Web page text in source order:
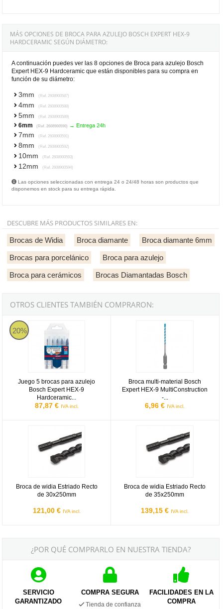
MÁS OPCIONES DE BROCA PARA AZULEJO BOSCH EXPERT HEX-9
HARDCERAMIC SEGÚN DIÁMETRO:
A continuación puedes ver las 8 opciones de Broca para azulejo Bosch
Expert HEX-9 Hardceramic que están disponibles para su compra en
función de su diámetro:
3mm (Ref. 2608900587)
4mm (Ref. 2608900588)
5mm (Ref. 2608900589)
6mm (Ref. 2608900590) → Entrega 24h
7mm (Ref. 2608900591)
8mm (Ref. 2608900592)
10mm (Ref. 2608900593)
12mm (Ref. 2608900594)
Las opciones seleccionadas con entrega 24 o 24/48 horas son productos que
disponemos en stock para su entrega rápida.
DESCUBRE MÁS PRODUCTOS SIMILARES EN:
Brocas de Widia Broca diamante Broca diamante 6mm
Brocas para porcelánico Broca para azulejo
Broca para cerámicos Brocas Diamantadas Bosch
OTROS CLIENTES TAMBIÉN COMPRARON:
20%
Juego 5 brocas para azulejo
Bosch Expert HEX-9
Hardceramic...
87,87 € IVA incl.
Juego 5 brocas para azulejo Bosch Expert HEX-9 Hardceramic -
Broca multi-material Bosch
Expert HEX-9 MultiConstruction
-...
6,96 € IVA incl.
Broca de widia Estriado Recto
de 30x250mm
121,00 € IVA incl.
Broca de widia Estriado Recto
de 35x250mm
139,15 € IVA incl.
¿POR QUÉ COMPRARLO EN NUESTRA TIENDA?
SERVICIO
GARANTIZADO
COMPRA SEGURA
Tienda de confianza
FACILIDADES EN LA
COMPRA